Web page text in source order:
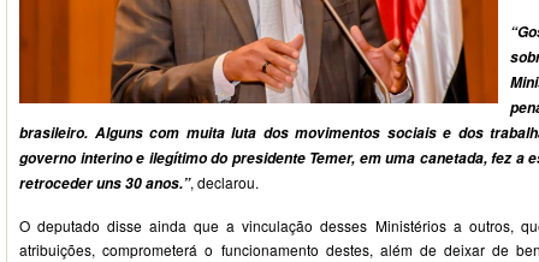
brasileiro. Alguns com muita luta dos movimentos sociais e dos
governo interino e ilegítimo do presidente Temer, em uma canetada, fez a
retroceder uns 30 anos.”, declarou.
O deputado disse ainda que a vinculação desses Ministérios a outros,
atribuições, comprometerá o funcionamento destes, além de deixar de